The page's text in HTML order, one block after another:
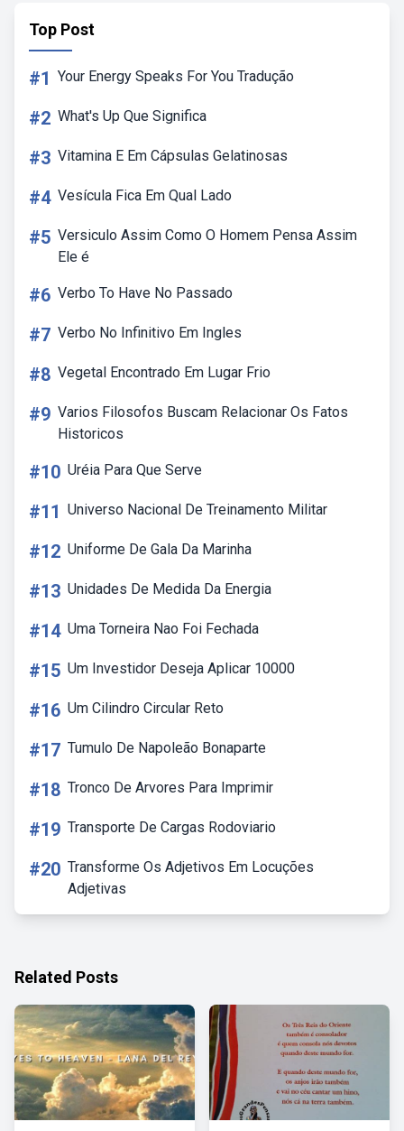
Top Post
#1 Your Energy Speaks For You Tradução
#2 What's Up Que Significa
#3 Vitamina E Em Cápsulas Gelatinosas
#4 Vesícula Fica Em Qual Lado
#5 Versiculo Assim Como O Homem Pensa Assim
Ele é
#6 Verbo To Have No Passado
#7 Verbo No Infinitivo Em Ingles
#8 Vegetal Encontrado Em Lugar Frio
#9 Varios Filosofos Buscam Relacionar Os Fatos
Historicos
#10 Uréia Para Que Serve
#11 Universo Nacional De Treinamento Militar
#12 Uniforme De Gala Da Marinha
#13 Unidades De Medida Da Energia
#14 Uma Torneira Nao Foi Fechada
#15 Um Investidor Deseja Aplicar 10000
#16 Um Cilindro Circular Reto
#17 Tumulo De Napoleão Bonaparte
#18 Tronco De Arvores Para Imprimir
#19 Transporte De Cargas Rodoviario
#20 Transforme Os Adjetivos Em Locuções
Adjetivas
Related Posts